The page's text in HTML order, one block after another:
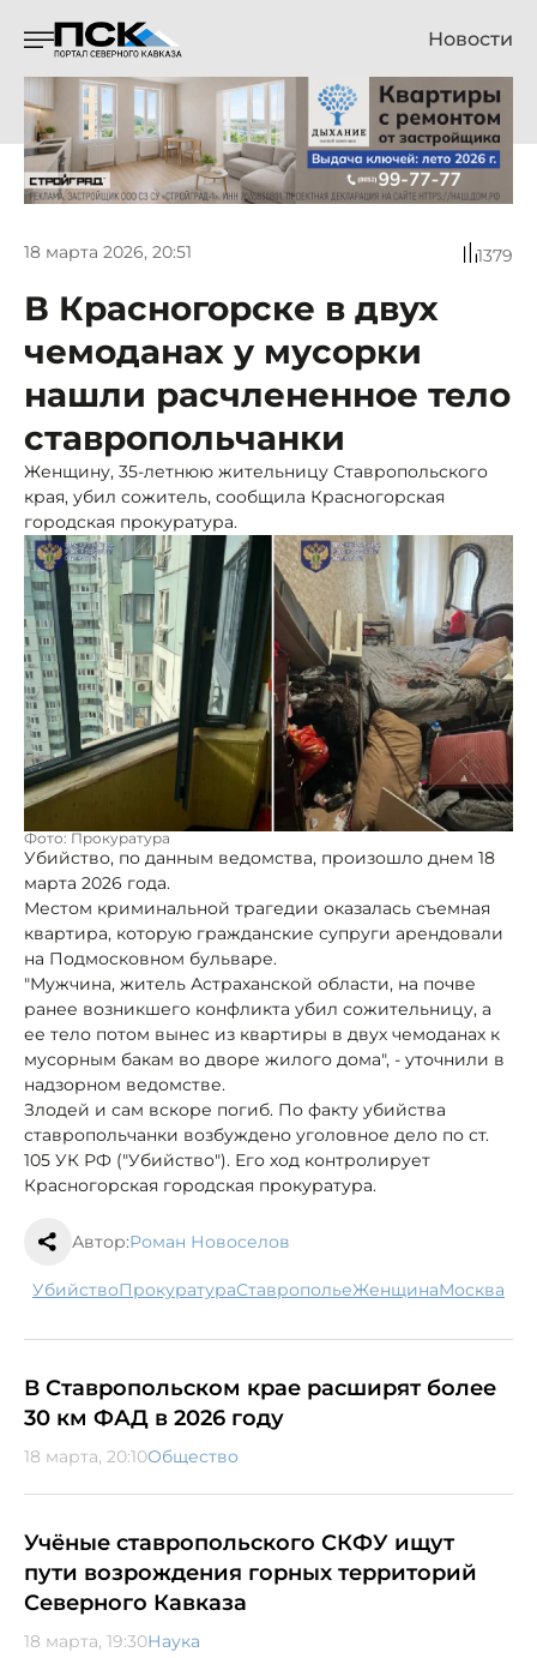
Новости
18 марта 2026, 20:51 1379
В Красногорске в двух
чемоданах у мусорки
нашли расчлененное тело
ставропольчанки
Женщину, 35-летнюю жительницу Ставропольского
края, убил сожитель, сообщила Красногорская
городская прокуратура.
Фото: Прокуратура
Убийство, по данным ведомства, произошло днем 18
марта 2026 года.
Местом криминальной трагедии оказалась съемная
квартира, которую гражданские супруги арендовали
на Подмосковном бульваре.
"Мужчина, житель Астраханской области, на почве
ранее возникшего конфликта убил сожительницу, а
ее тело потом вынес из квартиры в двух чемоданах к
мусорным бакам во дворе жилого дома", - уточнили в
надзорном ведомстве.
Злодей и сам вскоре погиб. По факту убийства
ставропольчанки возбуждено уголовное дело по ст.
105 УК РФ ("Убийство"). Его ход контролирует
Красногорская городская прокуратура.
Автор:Роман Новоселов
убийство прокуратура Ставрополье женщина Москва
В Ставропольском крае расширят более
30 км ФАД в 2026 году
18 марта, 20:10Общество
Учёные ставропольского СКФУ ищут
пути возрождения горных территорий
Северного Кавказа
18 марта, 19:30Наука